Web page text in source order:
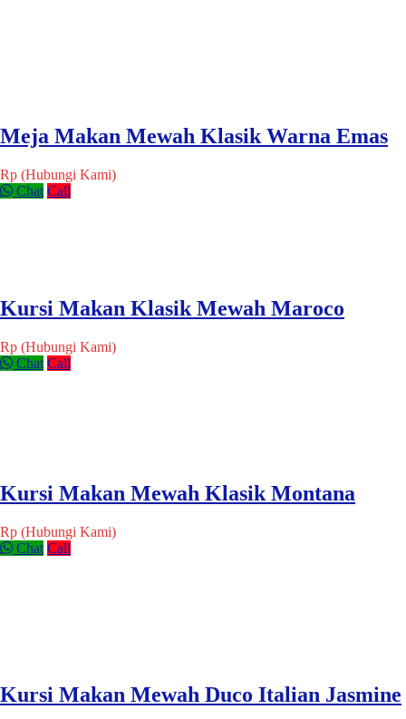
Meja Makan Mewah Klasik Warna Emas
Rp (Hubungi Kami)
Chat Call
Kursi Makan Klasik Mewah Maroco
Rp (Hubungi Kami)
Chat Call
Kursi Makan Mewah Klasik Montana
Rp (Hubungi Kami)
Chat Call
Kursi Makan Mewah Duco Italian Jasmine